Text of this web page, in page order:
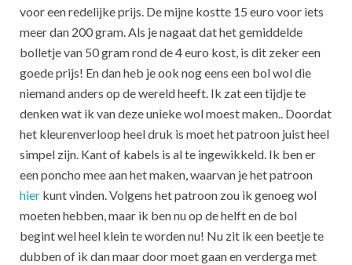
voor een redelijke prijs. De mijne kostte 15 euro voor iets
meer dan 200 gram. Als je nagaat dat het gemiddelde
bolletje van 50 gram rond de 4 euro kost, is dit zeker een
goede prijs! En dan heb je ook nog eens een bol wol die
niemand anders op de wereld heeft. Ik zat een tijdje te
denken wat ik van deze unieke wol moest maken.. Doordat
het kleurenverloop heel druk is moet het patroon juist heel
simpel zijn. Kant of kabels is al te ingewikkeld. Ik ben er
een poncho mee aan het maken, waarvan je het patroon
hier kunt vinden. Volgens het patroon zou ik genoeg wol
moeten hebben, maar ik ben nu op de helft en de bol
begint wel heel klein te worden nu! Nu zit ik een beetje te
dubben of ik dan maar door moet gaan en verderga met